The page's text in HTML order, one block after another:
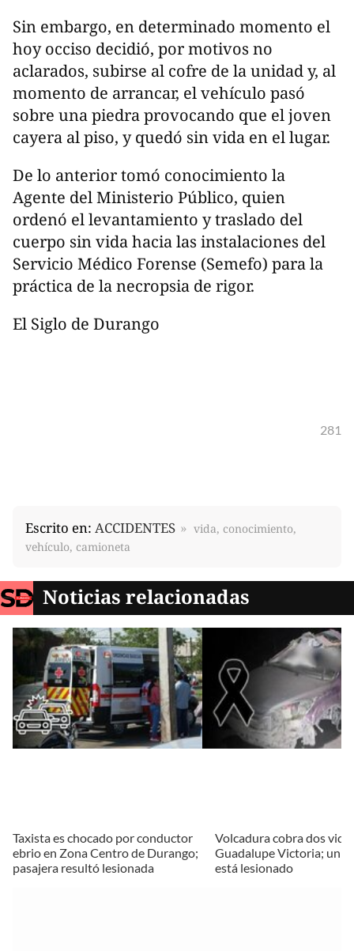
Sin embargo, en determinado momento el
hoy occiso decidió, por motivos no
aclarados, subirse al cofre de la unidad y, al
momento de arrancar, el vehículo pasó
sobre una piedra provocando que el joven
cayera al piso, y quedó sin vida en el lugar.
De lo anterior tomó conocimiento la
Agente del Ministerio Público, quien
ordenó el levantamiento y traslado del
cuerpo sin vida hacia las instalaciones del
Servicio Médico Forense (Semefo) para la
práctica de la necropsia de rigor.
El Siglo de Durango
281
Escrito en: ACCIDENTES
vida, conocimiento,
vehículo, camioneta
Noticias relacionadas
Taxista es chocado por conductor
ebrio en Zona Centro de Durango;
pasajera resultó lesionada
Volcadura cobra dos
Guadalupe Victoria; un
está lesionado